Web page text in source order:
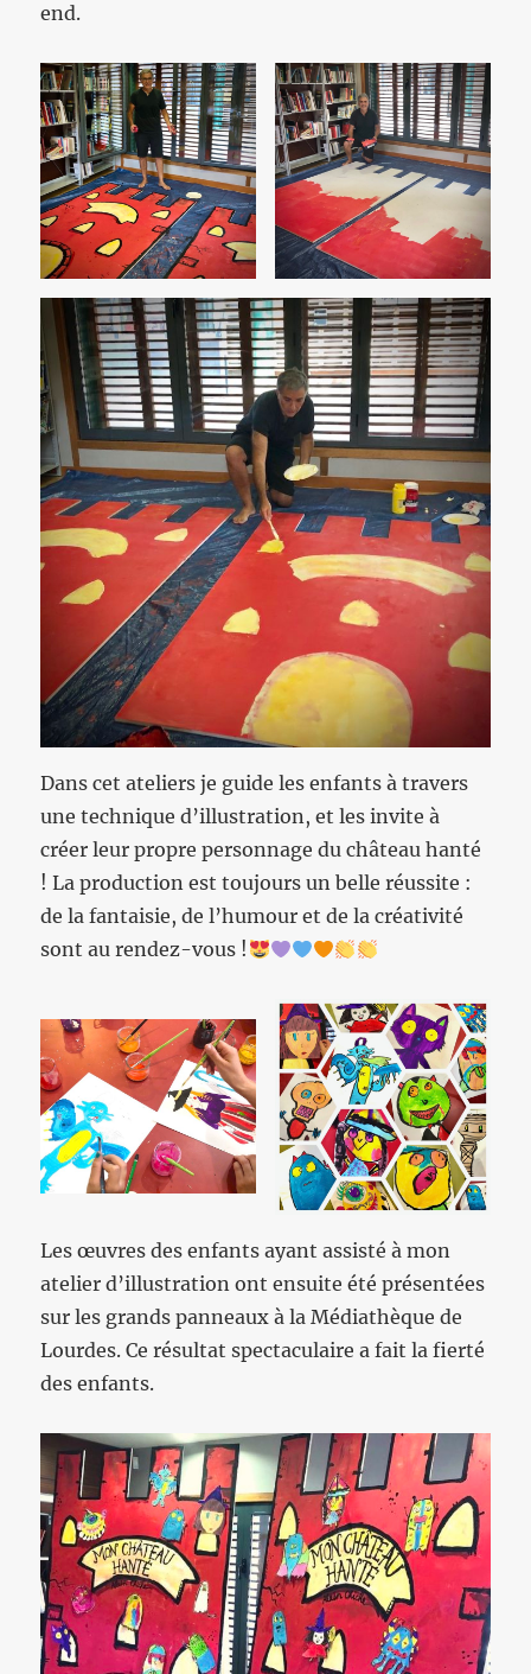
end.
Dans cet ateliers je guide les enfants à travers
une technique d’illustration, et les invite à
créer leur propre personnage du château hanté
! La production est toujours un belle réussite :
de la fantaisie, de l’humour et de la créativité
sont au rendez-vous !
Les œuvres des enfants ayant assisté à mon
atelier d’illustration ont ensuite été présentées
sur les grands panneaux à la Médiathèque de
Lourdes. Ce résultat spectaculaire a fait la fierté
des enfants.